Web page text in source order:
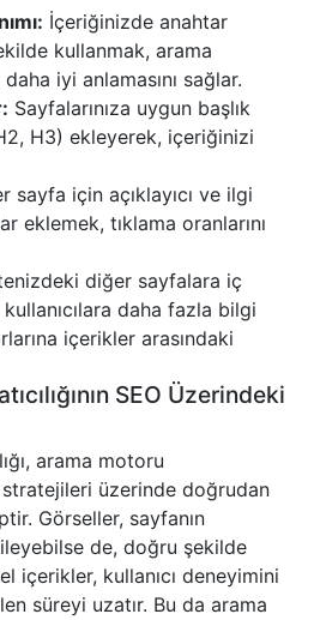
İçeriğinizde anahtar
kullanmak, arama
daha iyi anlamasını sağlar.
Sayfalarınıza uygun başlık
H3) ekleyerek, içeriğinizi
sayfa için açıklayıcı ve ilgi
eklemek, tıklama oranlarını
diğer sayfalara iç
daha fazla bilgi
içerikler arasındaki
SEO Üzerindeki
arama motoru
üzerinde doğrudan
Görseller, sayfanın
de, doğru şekilde
içerikler, kullanıcı deneyimini
süreyi uzatır. Bu da arama